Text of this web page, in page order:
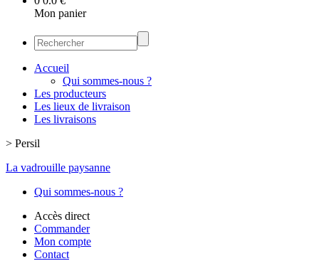
Mon panier
Accueil
Qui sommes-nous ?
Les producteurs
Les lieux de livraison
Les livraisons
> Persil
La vadrouille paysanne
Qui sommes-nous ?
Accès direct
Commander
Mon compte
Contact